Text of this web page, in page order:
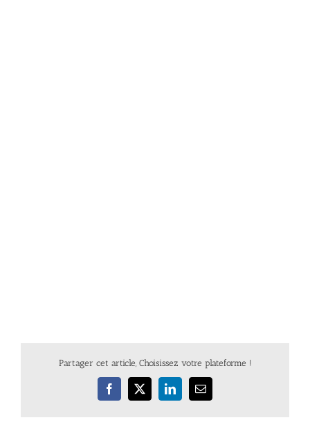
Partager cet article, Choisissez votre plateforme !
Facebook
X LinkedInEmail